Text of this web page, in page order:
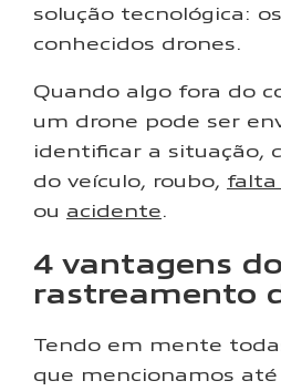
solução tecnológica:
conhecidos drones.
Quando algo fora do
um drone pode ser
identificar a situação,
do veículo, roubo, falta
ou acidente.
4 vantagens do
rastreamento
Tendo em mente
que mencionamos até